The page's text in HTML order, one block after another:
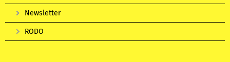
Newsletter
RODO